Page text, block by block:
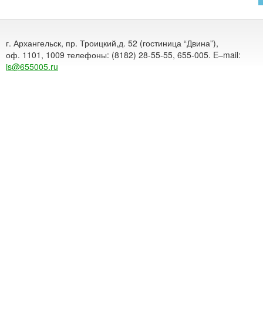
г. Архангельск, пр. Троицкий,д. 52 (гостиница “Двина”),
оф. 1101, 1009 телефоны: (8182) 28-55-55, 655-005. E–mail:
is@655005.ru